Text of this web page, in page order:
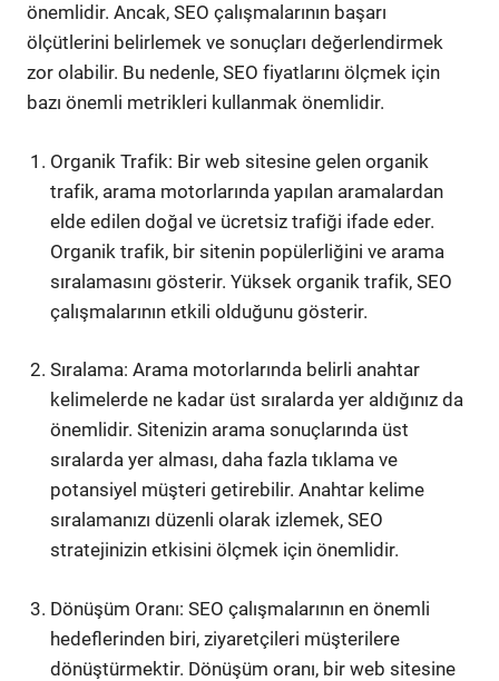
önemlidir. Ancak, SEO çalışmalarının başarı
ölçütlerini belirlemek ve sonuçları değerlendirmek
zor olabilir. Bu nedenle, SEO fiyatlarını ölçmek için
bazı önemli metrikleri kullanmak önemlidir.
Organik Trafik: Bir web sitesine gelen organik
trafik, arama motorlarında yapılan aramalardan
elde edilen doğal ve ücretsiz trafiği ifade eder.
Organik trafik, bir sitenin popülerliğini ve arama
sıralamasını gösterir. Yüksek organik trafik, SEO
çalışmalarının etkili olduğunu gösterir.
Sıralama: Arama motorlarında belirli anahtar
kelimelerde ne kadar üst sıralarda yer aldığınız da
önemlidir. Sitenizin arama sonuçlarında üst
sıralarda yer alması, daha fazla tıklama ve
potansiyel müşteri getirebilir. Anahtar kelime
sıralamanızı düzenli olarak izlemek, SEO
stratejinizin etkisini ölçmek için önemlidir.
Dönüşüm Oranı: SEO çalışmalarının en önemli
hedeflerinden biri, ziyaretçileri müşterilere
dönüştürmektir. Dönüşüm oranı, bir web sitesine